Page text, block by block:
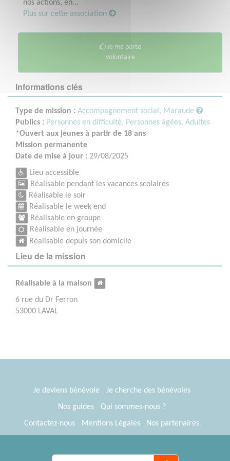
nos actions, en...
Plus sur cette association
Je me porte
volontaire
Informations clés
Type de mission : Accompagnement social, Maraude
Publics : Personnes en difficulté, Personnes âgées, Adultes
*Ouvert aux jeunes à partir de 18 ans
Mission permanente
Date de mise à jour : 29/08/2025
Lieu accessible
Réalisable pendant les vacances scolaires
Réalisable le soir
Réalisable le week end
Réalisable en groupe
Réalisable en journée
Réalisable depuis son domicile
Lieu de la mission
Réalisable à la maison
6 rue du Dr Ferron
53000 LAVAL
Je deviens bénévole
Je cherche des bénévoles
Nos guides
Qui sommes-nous ?
Contactez-nous
Mentions Légales
Nos partenaires
® Tous Bénévoles 2012-2026
Webkast